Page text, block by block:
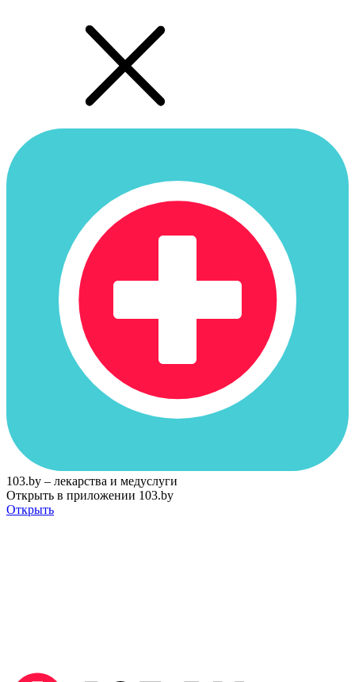
103.by – лекарства и медуслуги
Открыть в приложении 103.by
Открыть